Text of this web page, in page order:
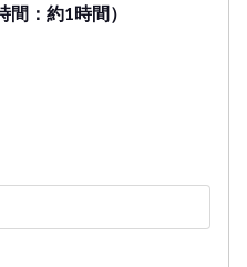
間：約1時間）